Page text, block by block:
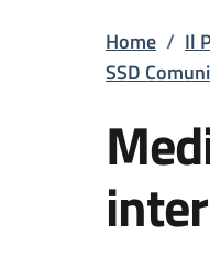
Home / Il
SSD